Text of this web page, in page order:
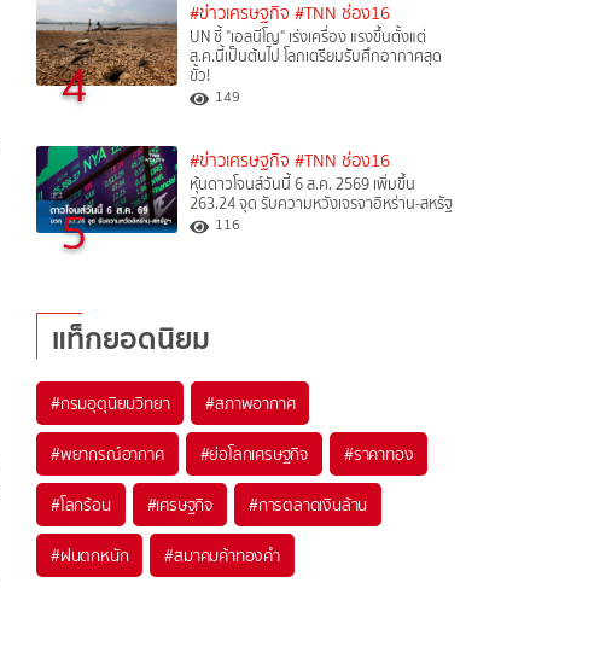
4
#ข่าวเศรษฐกิจ #TNN ช่อง16
UN ชี้ "เอลนีโญ" เร่งเครื่อง แรงขึ้นตั้งแต่
ส.ค.นี้เป็นต้นไป โลกเตรียมรับศึกอากาศสุด
ขั้ว!
149
5
#ข่าวเศรษฐกิจ #TNN ช่อง16
หุ้นดาวโจนส์วันนี้ 6 ส.ค. 2569 เพิ่มขึ้น
263.24 จุด รับความหวังเจรจาอิหร่าน-สหรัฐ
116
แท็กยอดนิยม
#กรมอุตุนิยมวิทยา #สภาพอากาศ
#พยากรณ์อากาศ #ย่อโลกเศรษฐกิจ #ราคาทอง
#โลกร้อน #เศรษฐกิจ #การตลาดเงินล้าน
#ฝนตกหนัก #สมาคมค้าทองคำ